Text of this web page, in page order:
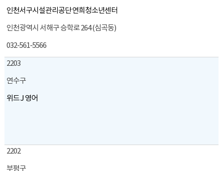
인천서구시설관리공단 연희청소년센터
인천광역시 서해구 승학로 264 (심곡동)
032-561-5566
2203
연수구
위드 J 영어
2202
부평구